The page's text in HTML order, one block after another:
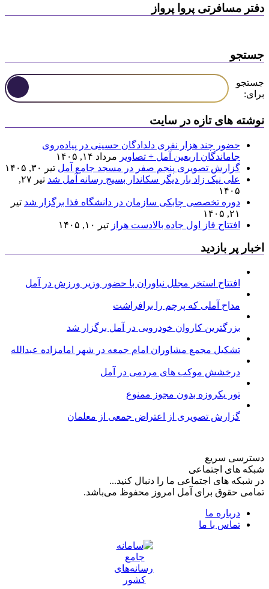
دفتر مسافرتی پروا پرواز
جستجو
جستجو
برای:
نوشته های تازه در سایت
حضور چند هزار نفری دلدادگان حسینی در پیاده‌روی
جاماندگان اربعین آمل + تصاویر مرداد ۱۴, ۱۴۰۵
گزارش تصویری پنجم صفر در مسجد جامع آمل تیر ۳۰, ۱۴۰۵
علی نیک زاد بار دیگر سکاندار بسیج رسانه آمل شد
تیر ۲۷,
۱۴۰۵
دوره تخصصی چابکی سازمان در دانشگاه فذا برگزار شد تیر
۲۱, ۱۴۰۵
افتتاح فاز اول جاده بالادست هراز تیر ۱۰, ۱۴۰۵
اخبار پر بازدید
افتتاح استخر مجلل نیاوران با حضور وزیر ورزش در آمل
مداح آملی که پرچم را برافراشت
بزرگترین کاروان خودرویی در آمل برگزار شد
تشکیل مجمع مشاوران امام جمعه در شهر امامزاده عبدالله
درخشش موکب های مردمی در آمل
تور یکروزه بدون مجوز ممنوع
گزارش تصویری از اعتراض جمعی از معلمان
دسترسی سریع
شبکه های اجتماعی
در شبکه های اجتماعی ما را دنبال کنید...
تمامی حقوق برای آمل امروز محفوظ می‌باشد.
درباره ما
تماس با ما